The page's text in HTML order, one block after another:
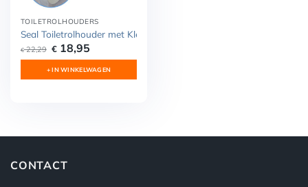
TOILETROLHOUDERS
Seal Toiletrolhouder met Klep RVS
€22,29 Oorspronkelijke
prijs
€ 22,29.
€ 18,95
€ 18,95.
+ IN WINKELWAGEN
CONTACT